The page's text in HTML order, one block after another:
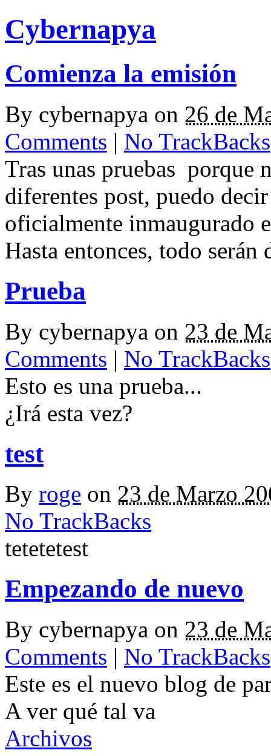
Cybernapya
Comienza la emisión
By cybernapya on 26 de
Comments | No TrackBacks
Tras unas pruebas porque
diferentes post, puedo
oficialmente inmaugurado
Hasta entonces, todo serán
Prueba
By cybernapya on 23 de
Comments | No TrackBacks
Esto es una prueba...
¿Irá esta vez?
test
By roge on 23 de Marzo
No TrackBacks
tetetetest
Empezando de nuevo
By cybernapya on 23 de
Comments | No TrackBacks
Este es el nuevo blog de
A ver qué tal va
Archivos